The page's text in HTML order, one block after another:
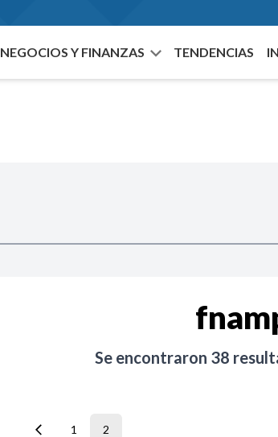
NEGOCIOS Y FINANZAS TENDENCIAS
Se encontraron 38
1 2